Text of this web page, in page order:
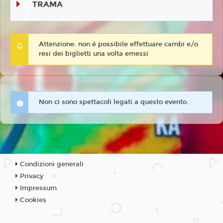
TRAMA
Attenzione: non è possibile effettuare cambi e/o
resi dei biglietti una volta emessi
Non ci sono spettacoli legati a questo evento.
Condizioni generali
Privacy
Impressum
Cookies